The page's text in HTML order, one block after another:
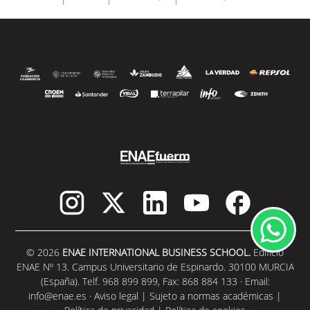
© 2026 ENAE INTERNATIONAL BUSINESS SCHOOL. Edificio
ENAE Nº 13. Campus Universitario de Espinardo. 30100 MURCIA
(España). Telf. 968 899 899, Fax: 868 884 133 · Email:
info@enae.es · Aviso legal | Sujeto a normas académicas |